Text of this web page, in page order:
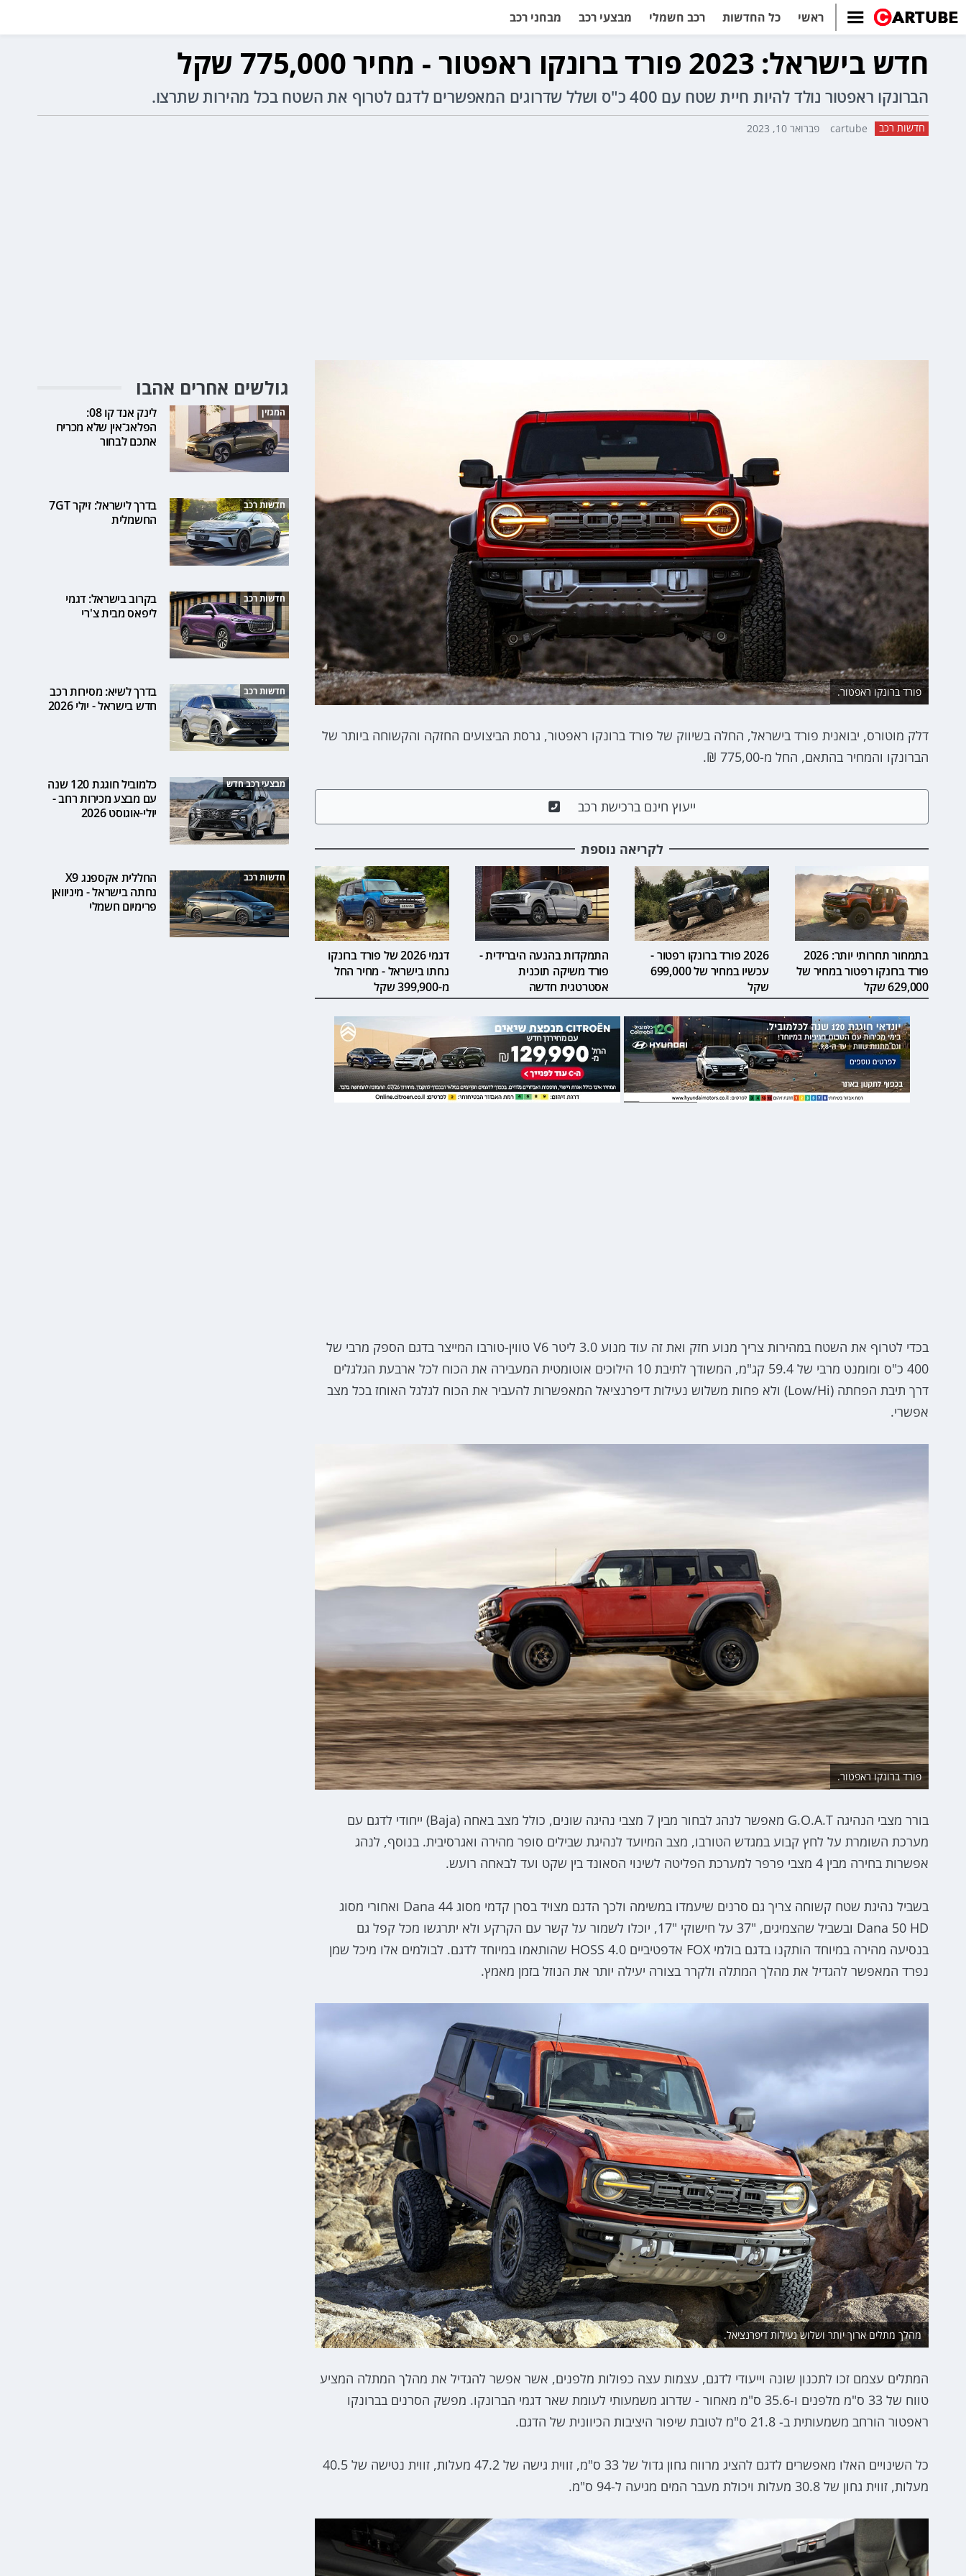
ראשי כל החדשות רכב חשמלי מבצעי רכב מבחני רכב
חדש בישראל: 2023 פורד ברונקו ראפטור - מחיר 775,000 שקל
הברונקו ראפטור נולד להיות חיית שטח עם 400 כ"ס ושלל שדרוגים המאפשרים לדגם לטרוף את השטח בכל מהירות שתרצו.
חדשות רכב cartube פברואר 10, 2023
פורד ברונקו ראפטור.
דלק מוטורס, יבואנית פורד בישראל, החלה בשיווק של פורד ברונקו ראפטור, גרסת הביצועים החזקה והקשוחה ביותר של
הברונקו והמחיר בהתאם, החל מ-775,00 ₪.
ייעוץ חינם ברכישת רכב
לקריאה נוספת
בתמחור תחרותי יותר: 2026
פורד ברונקו רפטור במחיר של
629,000 שקל
2026 פורד ברונקו רפטור -
עכשיו במחיר של 699,000
שקל
התמקדות בהנעה היברידית -
פורד משיקה תוכנית
אסטרטגית חדשה
דגמי 2026 של פורד ברונקו
נחתו בישראל - מחיר החל
מ-399,900 שקל
בכדי לטרוף את השטח במהירות צריך מנוע חזק ואת זה עוד מנוע 3.0 ליטר V6 טווין-טורבו המייצר בדגם הספק מרבי של
400 כ"ס ומומנט מרבי של 59.4 קג"מ, המשודך לתיבת 10 הילוכים אוטומטית המעבירה את הכוח לכל ארבעת הגלגלים
דרך תיבת הפחתה (Low/Hi) ולא פחות משלוש נעילות דיפרנציאל המאפשרות להעביר את הכוח לגלגל האוחז בכל מצב
אפשרי.
פורד ברונקו ראפטור.
בורר מצבי הנהיגה G.O.A.T מאפשר לנהג לבחור מבין 7 מצבי נהיגה שונים, כולל מצב באחה (Baja) ייחודי לדגם עם
מערכת השומרת על לחץ קבוע במגדש הטורבו, מצב המיועד לנהיגת שבילים סופר מהירה ואגרסיבית. בנוסף, לנהג
אפשרות בחירה מבין 4 מצבי פרפר למערכת הפליטה לשינוי הסאונד בין שקט ועד לבאחה רועש.
בשביל נהיגת שטח קשוחה צריך גם סרנים שיעמדו במשימה ולכך הדגם מצויד בסרן קדמי מסוג Dana 44 ואחורי מסוג
Dana 50 HD ובשביל שהצמיגים, "37 על חישוקי "17, יוכלו לשמור על קשר עם הקרקע ולא יתרגשו מכל קפל גם
בנסיעה מהירה במיוחד הותקנו בדגם בולמי FOX אדפטיביים HOSS 4.0 שהותאמו במיוחד לדגם. לבולמים אלו מיכל שמן
נפרד המאפשר להגדיל את מהלך המתלה ולקרר בצורה יעילה יותר את הנוזל בזמן מאמץ.
מהלך מתלים ארוך יותר ושלוש נעילות דיפרנציאל.
המתלים עצמם זכו לתכנון שונה וייעודי לדגם, עצמות עצה כפולות מלפנים, אשר אפשר להגדיל את מהלך המתלה המציע
טווח של 33 ס"מ מלפנים ו-35.6 ס"מ מאחור - שדרוג משמעותי לעומת שאר דגמי הברונקו. מפשק הסרנים בברונקו
ראפטור הורחב משמעותית ב- 21.8 ס"מ לטובת שיפור היציבות הכיוונית של הדגם.
כל השינויים האלו מאפשרים לדגם להציג מרווח גחון גדול של 33 ס"מ, זווית גישה של 47.2 מעלות, זווית נטישה של 40.5
מעלות, זווית גחון של 30.8 מעלות ויכולת מעבר המים מגיעה ל-94 ס"מ.
גולשים אחרים אהבו
המגזין
לינק אנד קו 08:
הפלאג־אין שלא מכריח
אתכם לבחור
חדשות רכב
בדרך לישראל: זיקר 7GT
החשמלית
חדשות רכב
בקרוב בישראל: דגמי
ליפאס מבית צ'רי
חדשות רכב
בדרך לשיא: מסירות רכב
חדש בישראל - יולי 2026
מבצעי רכב חדש
כלמוביל חוגגת 120 שנה
עם מבצע מכירות רחב -
יולי-אוגוסט 2026
חדשות רכב
החללית אקספנג X9
נחתה בישראל - מיניוואן
פרימיום חשמלי